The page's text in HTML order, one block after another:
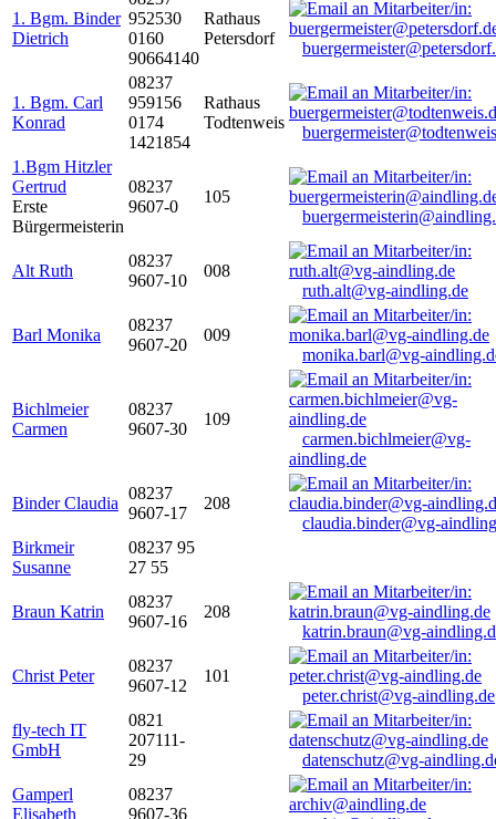
1. Bgm. Binder
Dietrich
952530
0160
90664140
Rathaus
Petersdorf
1. Bgm. Carl
Konrad
08237
959156
0174
1421854
Rathaus
Todtenweis
1.Bgm Hitzler
Gertrud
Erste
Bürgermeisterin
08237
9607-0
105
Alt Ruth
08237
9607-10
008
ruth.alt@vg-aindling.de
Barl Monika
08237
9607-20
009
monika.barl@vg-
Bichlmeier
Carmen
08237
9607-30
109
carmen.bichlmeier@vg-
aindling.de
Binder Claudia
08237
9607-17
208
claudia.binder@vg-
Birkmeir
Susanne
08237 95
27 55
Braun Katrin
08237
9607-16
208
katrin.braun@vg-
Christ Peter
08237
9607-12
101
peter.christ@vg-aindling.de
fly-tech IT
GmbH
0821
207111-
29
datenschutz@vg-
Gamperl
Elisabeth
08237
9607-36